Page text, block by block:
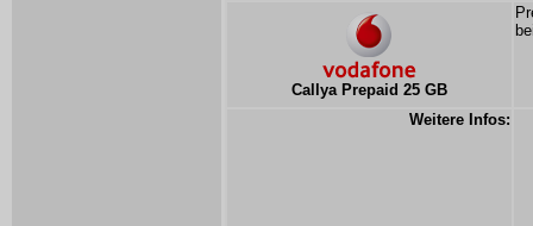
Callya Prepaid 25 GB
Weitere Infos: